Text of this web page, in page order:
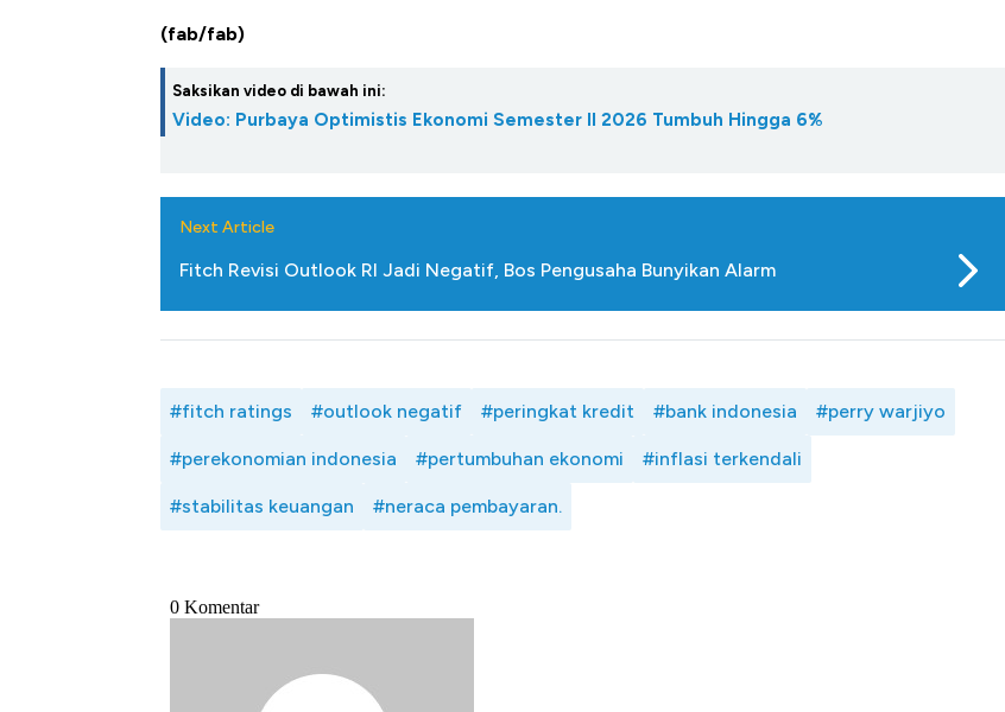
(fab/fab)
Saksikan video di bawah ini:
Video: Purbaya Optimistis Ekonomi Semester II 2026 Tumbuh Hingga 6%
Next Article
Fitch Revisi Outlook RI Jadi Negatif, Bos Pengusaha Bunyikan Alarm
#fitch ratings #outlook negatif #peringkat kredit #bank indonesia #perry warjiyo
#perekonomian indonesia #pertumbuhan ekonomi #inflasi terkendali
#stabilitas keuangan #neraca pembayaran.